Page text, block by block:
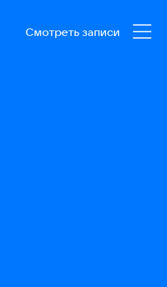
Смотреть записи